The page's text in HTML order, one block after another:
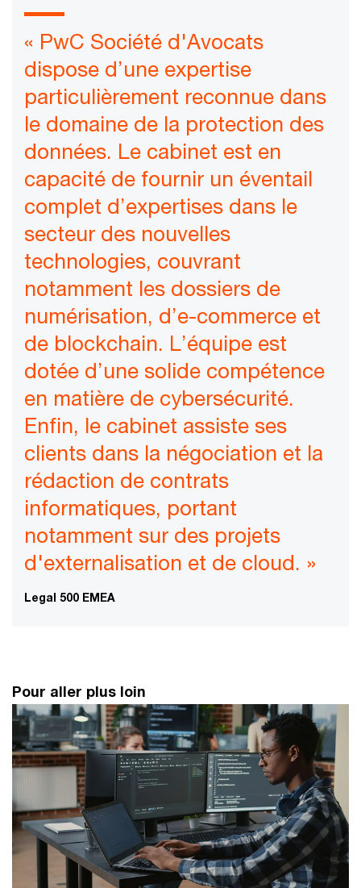
« PwC Société d'Avocats
dispose d’une expertise
particulièrement reconnue dans
le domaine de la protection des
données. Le cabinet est en
capacité de fournir un éventail
complet d’expertises dans le
secteur des nouvelles
technologies, couvrant
notamment les dossiers de
numérisation, d’e-commerce et
de blockchain. L’équipe est
dotée d’une solide compétence
en matière de cybersécurité.
Enfin, le cabinet assiste ses
clients dans la négociation et la
rédaction de contrats
informatiques, portant
notamment sur des projets
d'externalisation et de cloud. »
Legal 500 EMEA
Pour aller plus loin